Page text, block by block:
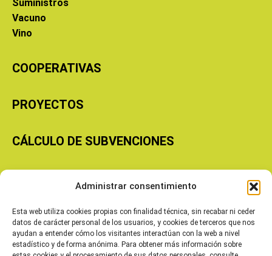
Administrar consentimiento
Esta web utiliza cookies propias con finalidad técnica, sin recabar ni ceder
datos de carácter personal de los usuarios, y cookies de terceros que nos
ayudan a entender cómo los visitantes interactúan con la web a nivel
estadístico y de forma anónima. Para obtener más información sobre
Suministros
Vacuno
Vino
COOPERATIVAS
PROYECTOS
CÁLCULO DE SUBVENCIONES